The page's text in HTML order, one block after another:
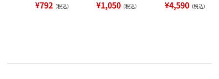
¥792 （税込） ¥1,050 （税込） ¥4,590 （税込）